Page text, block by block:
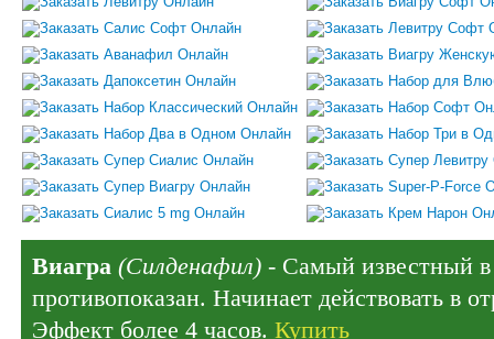
Виагра (Силденафил) - Самый известный в
противопоказан. Начинает действовать в
Эффект более 4 часов. Купить